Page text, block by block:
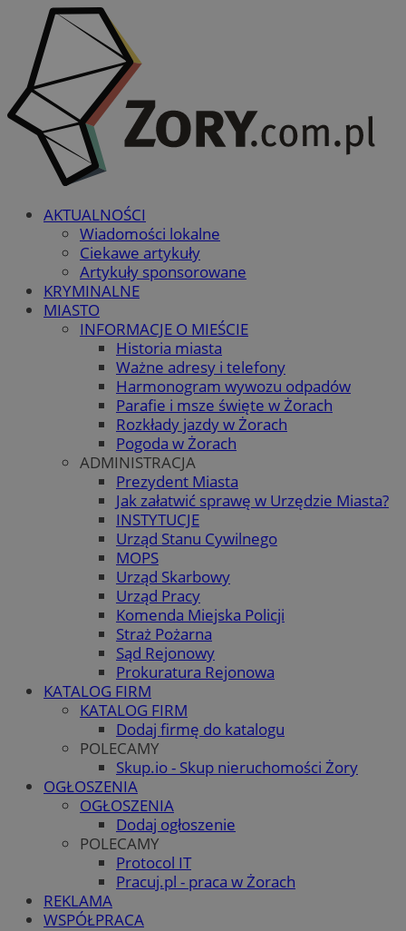
AKTUALNOŚCI
Wiadomości lokalne
Ciekawe artykuły
Artykuły sponsorowane
KRYMINALNE
MIASTO
INFORMACJE O MIEŚCIE
Historia miasta
Ważne adresy i telefony
Harmonogram wywozu odpadów
Parafie i msze święte w Żorach
Rozkłady jazdy w Żorach
Pogoda w Żorach
ADMINISTRACJA
Prezydent Miasta
Jak załatwić sprawę w Urzędzie Miasta?
INSTYTUCJE
Urząd Stanu Cywilnego
MOPS
Urząd Skarbowy
Urząd Pracy
Komenda Miejska Policji
Straż Pożarna
Sąd Rejonowy
Prokuratura Rejonowa
KATALOG FIRM
KATALOG FIRM
Dodaj firmę do katalogu
POLECAMY
Skup.io - Skup nieruchomości Żory
OGŁOSZENIA
OGŁOSZENIA
Dodaj ogłoszenie
POLECAMY
Protocol IT
Pracuj.pl - praca w Żorach
REKLAMA
WSPÓŁPRACA